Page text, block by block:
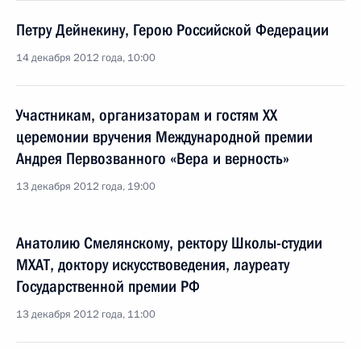
Петру Дейнекину, Герою Российской Федерации
14 декабря 2012 года, 10:00
Участникам, организаторам и гостям XX
церемонии вручения Международной премии
Андрея Первозванного «Вера и верность»
13 декабря 2012 года, 19:00
Анатолию Смелянскому, ректору Школы-студии
МХАТ, доктору искусствоведения, лауреату
Государственной премии РФ
13 декабря 2012 года, 11:00